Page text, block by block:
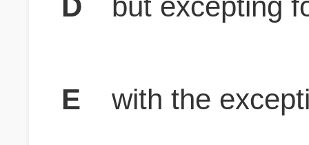
D but excepting
E with the